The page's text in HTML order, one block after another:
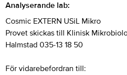
Analyserande lab:
Cosmic EXTERN USiL Mikro
Provet skickas till Klinisk
Halmstad 035-13 18 50
För vidarebefordran till: